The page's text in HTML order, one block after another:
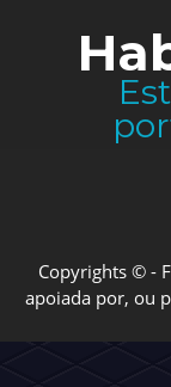
Copyrights © -
apoiada por, ou